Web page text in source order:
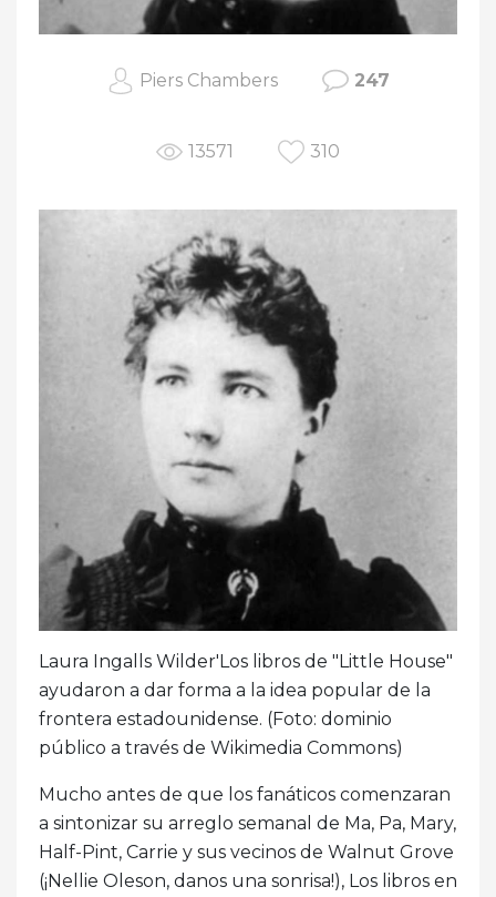
Piers Chambers 247
13571 310
Laura Ingalls Wilder'Los libros de "Little House"
ayudaron a dar forma a la idea popular de la
frontera estadounidense. (Foto: dominio
público a través de Wikimedia Commons)
Mucho antes de que los fanáticos comenzaran
a sintonizar su arreglo semanal de Ma, Pa, Mary,
Half-Pint, Carrie y sus vecinos de Walnut Grove
(¡Nellie Oleson, danos una sonrisa!), Los libros en